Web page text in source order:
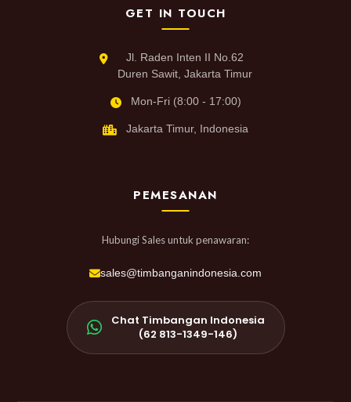
GET IN TOUCH
Jl. Raden Inten II No.62
Duren Sawit, Jakarta Timur
Mon-Fri (8:00 - 17:00)
Jakarta Timur, Indonesia
PEMESANAN
Hubungi Sales untuk penawaran:
sales@timbanganindonesia.com
Chat Timbangan Indonesia
(62 813-1349-146)